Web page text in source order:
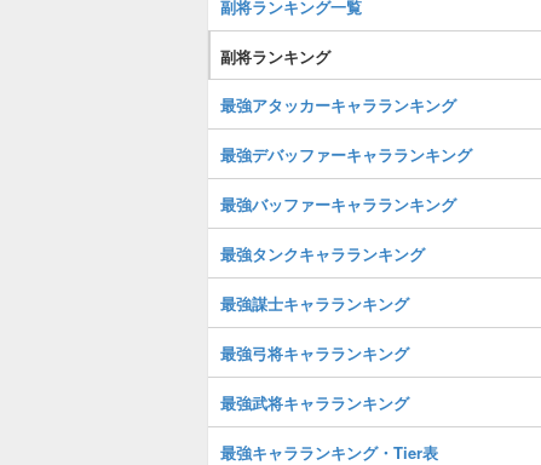
副将ランキング一覧
副将ランキング
最強アタッカーキャラランキング
最強デバッファーキャラランキング
最強バッファーキャラランキング
最強タンクキャラランキング
最強謀士キャラランキング
最強弓将キャラランキング
最強武将キャラランキング
最強キャラランキング・Tier表